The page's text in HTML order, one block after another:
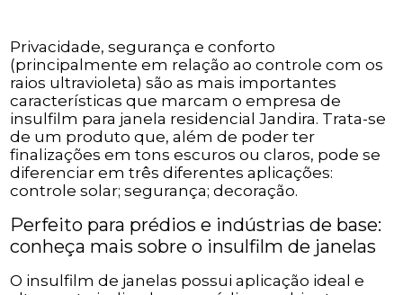
Privacidade, segurança e conforto
(principalmente em relação ao controle com os
raios ultravioleta) são as mais importantes
características que marcam o empresa de
insulfilm para janela residencial Jandira. Trata-se
de um produto que, além de poder ter
finalizações em tons escuros ou claros, pode se
diferenciar em três diferentes aplicações:
controle solar; segurança; decoração.
Perfeito para prédios e indústrias de base:
conheça mais sobre o insulfilm de janelas
O insulfilm de janelas possui aplicação ideal e